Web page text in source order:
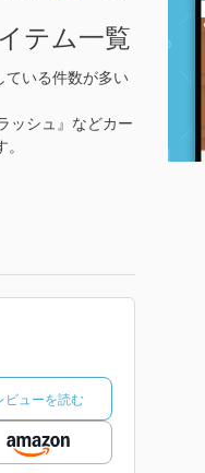
テム一覧
ている件数が多い
ッシュ』などカー
ビューを読む